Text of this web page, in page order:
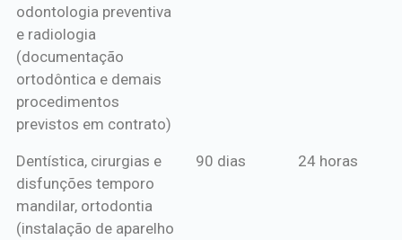
odontologia preventiva
e radiologia
(documentação
ortodôntica e demais
procedimentos
previstos em contrato)
Dentística, cirurgias e
disfunções temporo
mandilar, ortodontia
(instalação de aparelho
90 dias 24 horas